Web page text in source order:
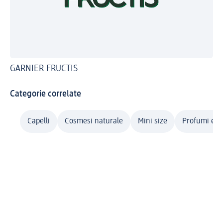
GARNIER FRUCTIS
Categorie correlate
Capelli Cosmesi naturale Mini size Profumi e